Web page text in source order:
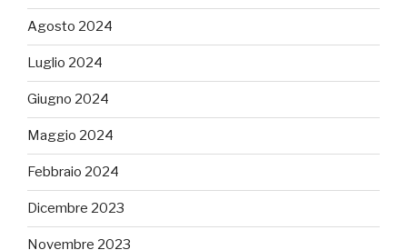
Agosto 2024
Luglio 2024
Giugno 2024
Maggio 2024
Febbraio 2024
Dicembre 2023
Novembre 2023